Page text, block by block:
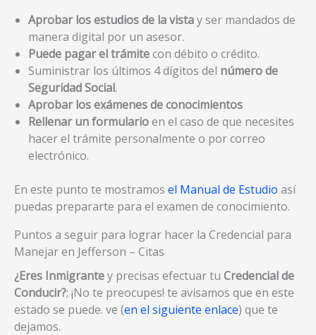
Aprobar los estudios de la vistay ser mandados de
manera digital por un asesor.
Puede pagar el trámitecon débito o crédito.
Suministrar los últimos 4 dígitos del número de
Seguridad Social.
Aprobar los exámenes de conocimientos
Rellenar un formularioen el caso de que necesites
hacer el trámite personalmente o por correo
electrónico.
En este punto te mostramos el Manual de Estudio así
puedas prepararte para el examen de conocimiento.
Puntos a seguir para lograr hacer la Credencial para
Manejar en Jefferson – Citas
¿Eres Inmigrantey precisas efectuar tu Credencial de
Conducir?; ¡No te preocupes! te avisamos que en este
estado se puede. ve (en el siguiente enlace) que te
dejamos.